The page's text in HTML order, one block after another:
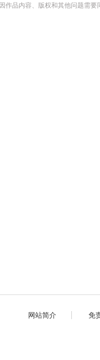
作品内容、版权和其他问题需
网站简介 免